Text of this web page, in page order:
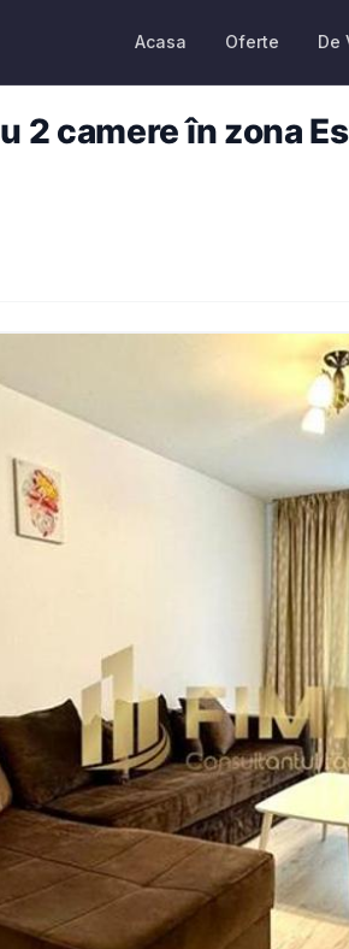
Acasa Oferte De
camere în zona